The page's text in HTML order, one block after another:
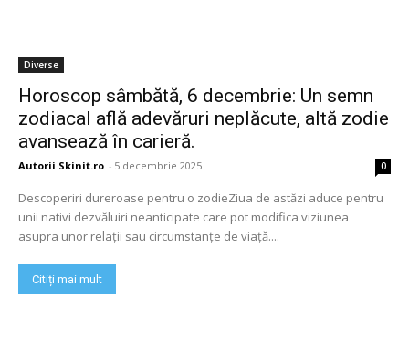
Diverse
Horoscop sâmbătă, 6 decembrie: Un semn
zodiacal află adevăruri neplăcute, altă zodie
avansează în carieră.
Autorii Skinit.ro - 5 decembrie 2025 0
Descoperiri dureroase pentru o zodieZiua de astăzi aduce pentru
unii nativi dezvăluiri neanticipate care pot modifica viziunea
asupra unor relații sau circumstanțe de viață....
Citiți mai mult